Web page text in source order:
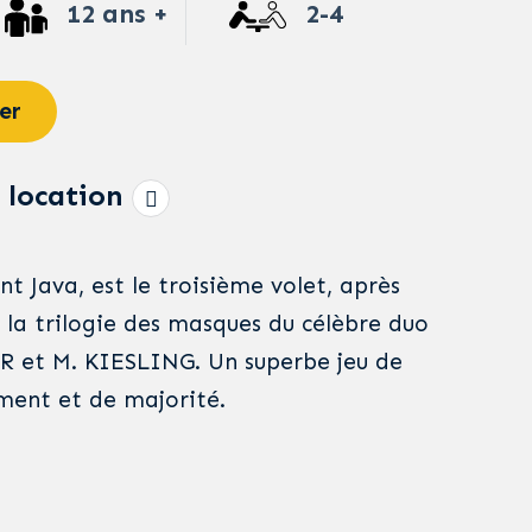
12 ans + 2-4
location
Java, est le troisième volet, après
trilogie des masques du célèbre duo
et M. KIESLING. Un superbe jeu de
et de majorité.